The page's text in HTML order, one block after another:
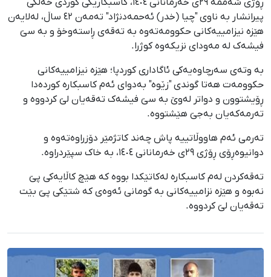
پیرانشار بە ناوی "چیا (خدر) ئەحمەدنژاد" تەمەن ٤٢ ساڵ، لەلایەن
هێزە نیزامییەکانی حکوومەتەوە بە تەقەی ڕاستەوخۆ و بە سێ
فیشەک لە مەودای نزیکەوە کوژرا.
بە وتەی سەرچاوەیەکی ئاگاداری کوردپا؛ هێزە نیزامییەکانی
حکوومەت هەتا گوندی "زێوە" بەدوای ئەم کاسبکارە کوردەدا
ڕۆیشتوون و دواتر لەوێ بە سێ فیشەک تەقەیان لێ کردووە و
تەرمەکەیان بەجێ هێشتووە.
تەرمی ئەم هاووڵاتییە پاش چەند کاتژمێر دۆزراوەتەوە و
دوانیوەڕۆی ڕۆژی ٢٩ی خەرمانانی ١٤٠٤، بە خاک سپێردراوە.
تەقەکردن لەم کاسبکارە لەکاتێکدا بووە کە هێچ کاڵایەکی پێ
نەبوە و هێزە نزامییەکانی بە گومانی ئەوەی کە شتێکی پێ بێت
تەقەیان لێ کردووە.